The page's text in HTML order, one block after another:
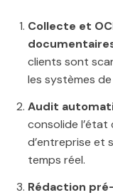
Collecte et
clients sont
les systèmes
Audit
consolide l’état
d’entreprise et
temps réel.
Rédaction